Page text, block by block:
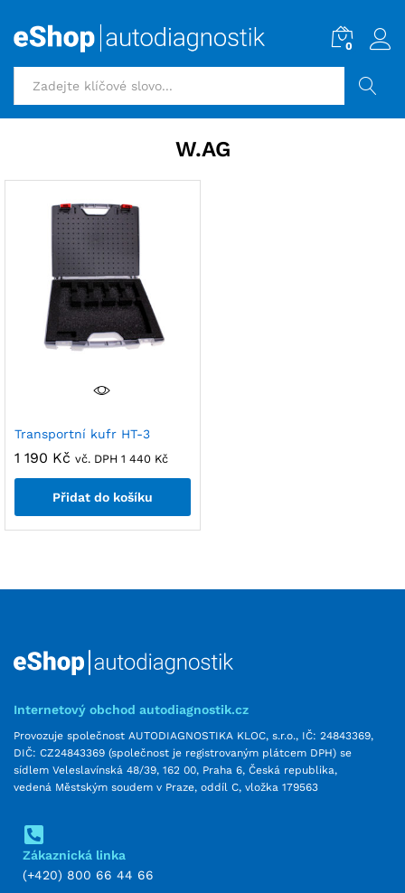
0
W.AG
Transportní kufr HT-3
1 190 Kč vč. DPH 1 440 Kč
Přidat do košíku
Internetový obchod autodiagnostik.cz
Provozuje společnost AUTODIAGNOSTIKA KLOC, s.r.o., IČ: 24843369,
DIČ: CZ24843369 (společnost je registrovaným plátcem DPH) se
sídlem Veleslavínská 48/39, 162 00, Praha 6, Česká republika,
vedená Městským soudem v Praze, oddíl C, vložka 179563
Zákaznická linka
(+420) 800 66 44 66